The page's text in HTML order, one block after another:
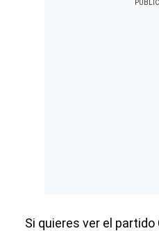
Si quieres ver el partido